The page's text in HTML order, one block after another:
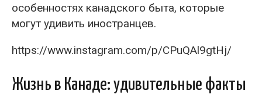
особенностях канадского быта, которые
могут удивить иностранцев.
https://www.instagram.com/p/CPuQAl9gtHj/
Жизнь в Канаде: удивительные факты